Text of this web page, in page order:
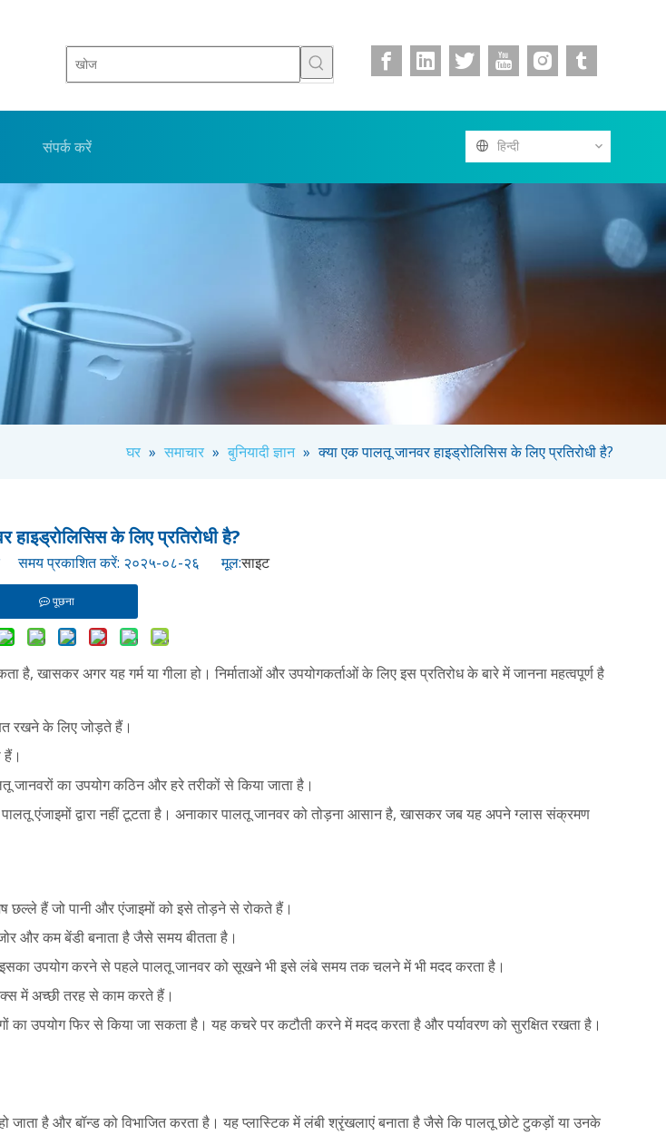
संपर्क करें हिन्दी
घर » समाचार » बुनियादी ज्ञान » क्या एक पालतू जानवर हाइड्रोलिसिस के लिए प्रतिरोधी है?
हाइड्रोलिसिस के लिए प्रतिरोधी है?
समय प्रकाशित करें: २०२५-०८-२६ मूल:साइट
पूछना
खासकर अगर यह गर्म या गीला हो। निर्माताओं और उपयोगकर्ताओं के लिए इस प्रतिरोध के बारे में जानना महत्वपूर्ण है
रखने के लिए जोड़ते हैं।
जानवरों का उपयोग कठिन और हरे तरीकों से किया जाता है।
एंजाइमों द्वारा नहीं टूटता है। अनाकार पालतू जानवर को तोड़ना आसान है, खासकर जब यह अपने ग्लास संक्रमण
छल्ले हैं जो पानी और एंजाइमों को इसे तोड़ने से रोकते हैं।
और कम बेंडी बनाता है जैसे समय बीतता है।
इसका उपयोग करने से पहले पालतू जानवर को सूखने भी इसे लंबे समय तक चलने में भी मदद करता है।
में अच्छी तरह से काम करते हैं।
का उपयोग फिर से किया जा सकता है। यह कचरे पर कटौती करने में मदद करता है और पर्यावरण को सुरक्षित रखता है।
है और बॉन्ड को विभाजित करता है। यह प्लास्टिक में लंबी श्रृंखलाएं बनाता है जैसे कि पालतू छोटे टुकड़ों या उनके